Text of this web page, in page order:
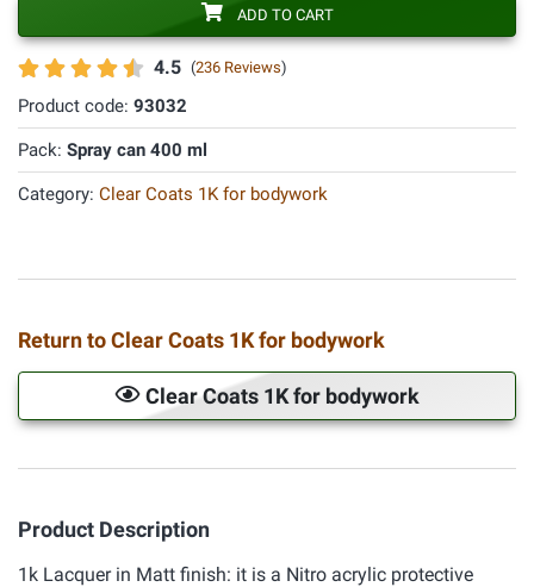
4.5 (236 Reviews)
Product code: 93032
Pack: Spray can 400 ml
Category: Clear Coats 1K for bodywork
ADD TO CART
Return to Clear Coats 1K for bodywork
Clear Coats 1K for bodywork
Product Description
1k Lacquer in Matt finish: it is a Nitro acrylic protective